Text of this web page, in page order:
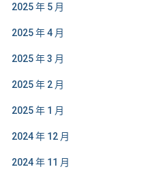
2025 年 5 月
2025 年 4 月
2025 年 3 月
2025 年 2 月
2025 年 1 月
2024 年 12 月
2024 年 11 月